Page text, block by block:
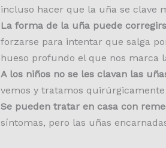
incluso hacer que la uña se clave
La forma de la uña puede
forzarse para intentar que salga
hueso profundo el que nos marca
A los niños no se les clavan las
vemos y tratamos
Se pueden tratar en casa con
síntomas, pero las uñas